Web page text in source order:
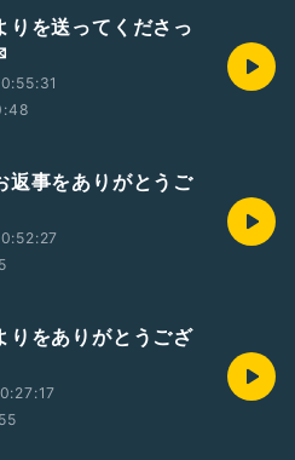
りを送ってくださっ
返事をありがとうご
りをありがとうござ